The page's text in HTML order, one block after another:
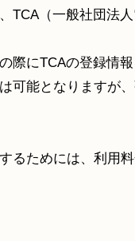
TCA（一般社団法
際にTCAの登録情
可能となりますが
るためには、利用